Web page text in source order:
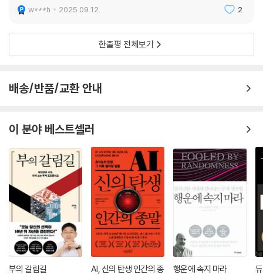
w***h 2025.09.12. 2
한줄평 전체보기
배송/반품/교환 안내
이 분야 베스트셀러
부의 갈림길
AI, 신의 탄생 인간의 종
행운에 속지 마라